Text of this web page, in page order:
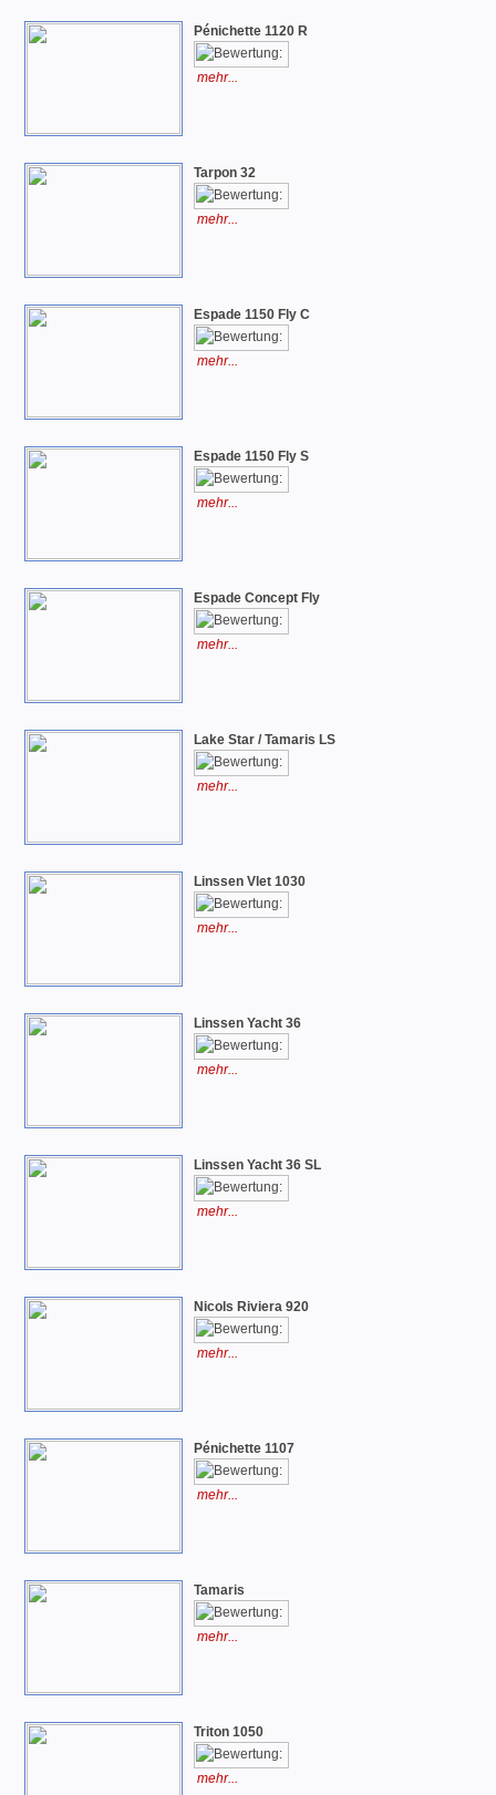
Pénichette 1120 R
mehr...
Tarpon 32
mehr...
Espade 1150 Fly C
mehr...
Espade 1150 Fly S
mehr...
Espade Concept Fly
mehr...
Lake Star / Tamaris LS
mehr...
Linssen Vlet 1030
mehr...
Linssen Yacht 36
mehr...
Linssen Yacht 36 SL
mehr...
Nicols Riviera 920
mehr...
Pénichette 1107
mehr...
Tamaris
mehr...
Triton 1050
mehr...